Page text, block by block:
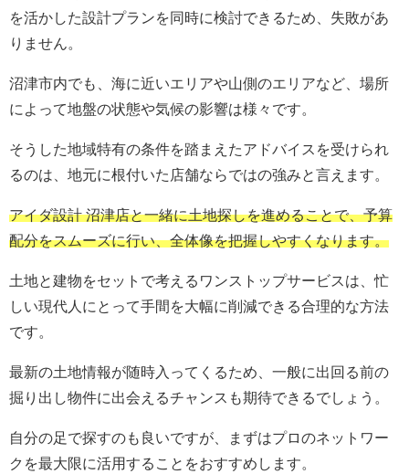
を活かした設計プランを同時に検討できるため、失敗があ
りません。
沼津市内でも、海に近いエリアや山側のエリアなど、場所
によって地盤の状態や気候の影響は様々です。
そうした地域特有の条件を踏まえたアドバイスを受けられ
るのは、地元に根付いた店舗ならではの強みと言えます。
アイダ設計 沼津店と一緒に土地探しを進めることで、予算
配分をスムーズに行い、全体像を把握しやすくなります。
土地と建物をセットで考えるワンストップサービスは、忙
しい現代人にとって手間を大幅に削減できる合理的な方法
です。
最新の土地情報が随時入ってくるため、一般に出回る前の
掘り出し物件に出会えるチャンスも期待できるでしょう。
自分の足で探すのも良いですが、まずはプロのネットワー
クを最大限に活用することをおすすめします。